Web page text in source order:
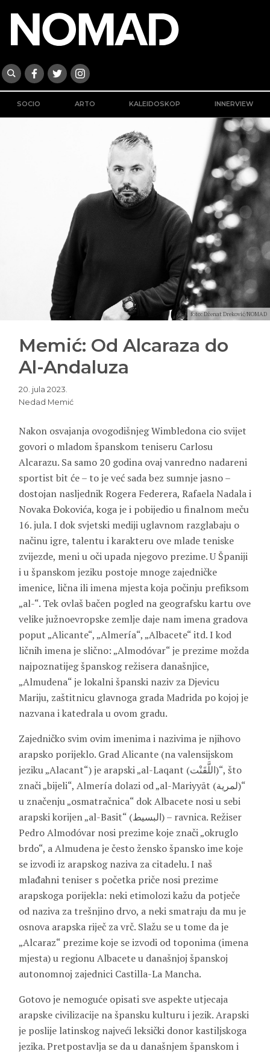
SOCIO ARTO KALEIDOSKOP INNERVIEW
foto: Dženat Dreković/NOMAD
Memić: Od Alcaraza do
Al-Andaluza
20. jula 2023.
Nedad Memić
Nakon osvajanja ovogodišnjeg Wimbledona cio svijet
govori o mladom španskom teniseru Carlosu
Alcarazu. Sa samo 20 godina ovaj vanredno nadareni
sportist bit će – to je već sada bez sumnje jasno –
dostojan nasljednik Rogera Federera, Rafaela Nadala i
Novaka Đokovića, koga je i pobijedio u finalnom meču
16. jula. I dok svjetski mediji uglavnom razglabaju o
načinu igre, talentu i karakteru ove mlade teniske
zvijezde, meni u oči upada njegovo prezime. U Španiji
i u španskom jeziku postoje mnoge zajedničke
imenice, lična ili imena mjesta koja počinju prefiksom
„al-“. Tek ovlaš bačen pogled na geografsku kartu ove
velike južnoevropske zemlje daje nam imena gradova
poput „Alicante“, „Almería“, „Albacete“ itd. I kod
ličnih imena je slično: „Almodóvar“ je prezime možda
najpoznatijeg španskog režisera današnjice,
„Almudena“ je lokalni španski naziv za Djevicu
Mariju, zaštitnicu glavnoga grada Madrida po kojoj je
nazvana i katedrala u ovom gradu.
Zajedničko svim ovim imenima i nazivima je njihovo
arapsko porijeklo. Grad Alicante (na valensijskom
jeziku „Alacant“) je arapski „al-Laqant (اللَّقَنْت)“, što
znači „bijeli“, Almería dolazi od „al-Mariyyāt (لمرية)“
u značenju „osmatračnica“ dok Albacete nosi u sebi
arapski korijen „al-Basit“ (البسيط) – ravnica. Režiser
Pedro Almodóvar nosi prezime koje znači „okruglo
brdo“, a Almudena je često žensko špansko ime koje
se izvodi iz arapskog naziva za citadelu. I naš
mlađahni teniser s početka priče nosi prezime
arapskoga porijekla: neki etimolozi kažu da potječe
od naziva za trešnjino drvo, a neki smatraju da mu je
osnova arapska riječ za vrč. Slažu se u tome da je
„Alcaraz“ prezime koje se izvodi od toponima (imena
mjesta) u regionu Albacete u današnjoj španskoj
autonomnoj zajednici Castilla-La Mancha.
Gotovo je nemoguće opisati sve aspekte utjecaja
arapske civilizacije na špansku kulturu i jezik. Arapski
je poslije latinskog najveći leksički donor kastiljskoga
jezika. Pretpostavlja se da u današnjem španskom i